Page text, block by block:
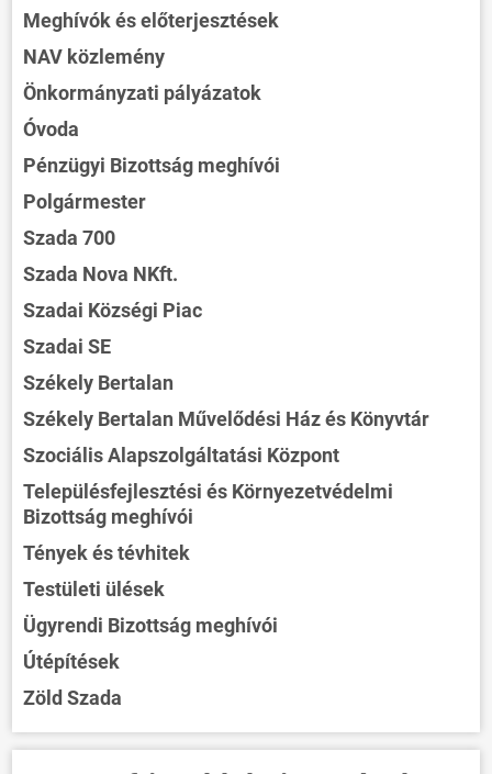
Meghívók és előterjesztések
NAV közlemény
Önkormányzati pályázatok
Óvoda
Pénzügyi Bizottság meghívói
Polgármester
Szada 700
Szada Nova NKft.
Szadai Községi Piac
Szadai SE
Székely Bertalan
Székely Bertalan Művelődési Ház és Könyvtár
Szociális Alapszolgáltatási Központ
Településfejlesztési és Környezetvédelmi
Bizottság meghívói
Tények és tévhitek
Testületi ülések
Ügyrendi Bizottság meghívói
Útépítések
Zöld Szada